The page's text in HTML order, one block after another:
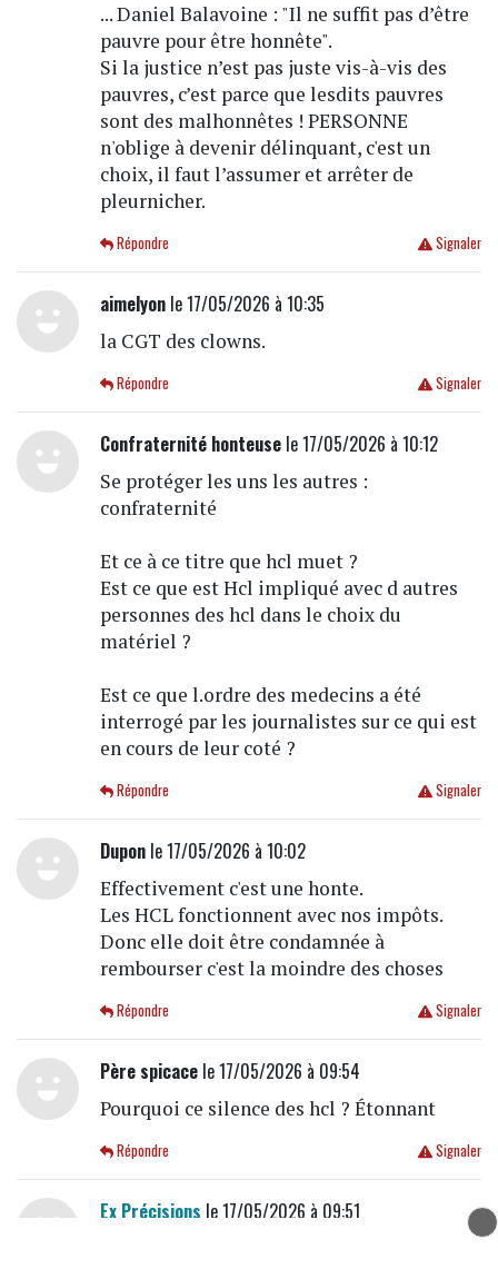
... Daniel Balavoine : "Il ne suffit pas d’être
pauvre pour être honnête".
Si la justice n’est pas juste vis-à-vis des
pauvres, c’est parce que lesdits pauvres
sont des malhonnêtes ! PERSONNE
n'oblige à devenir délinquant, c'est un
choix, il faut l’assumer et arrêter de
pleurnicher.
Signaler
Répondre
aimelyonle 17/05/2026 à 10:35
la CGT des clowns.
Signaler
Répondre
Confraternité honteusele 17/05/2026 à 10:12
Se protéger les uns les autres :
confraternité
Et ce à ce titre que hcl muet ?
Est ce que est Hcl impliqué avec d autres
personnes des hcl dans le choix du
matériel ?
Est ce que l.ordre des medecins a été
interrogé par les journalistes sur ce qui est
en cours de leur coté ?
Signaler
Répondre
Duponle 17/05/2026 à 10:02
Effectivement c'est une honte.
Les HCL fonctionnent avec nos impôts.
Donc elle doit être condamnée à
rembourser c'est la moindre des choses
Signaler
Répondre
Père spicacele 17/05/2026 à 09:54
Pourquoi ce silence des hcl ? Étonnant
Signaler
Répondre
Ex Précisions le 17/05/2026 à 09:51